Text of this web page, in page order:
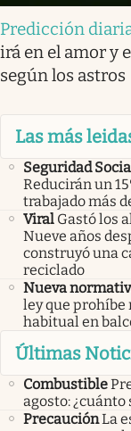
Predicción
irá en el amor y
según los astros
Las más
Seguridad
Reducirán un
trabajado más
Viral Gastó los
Nueve años
construyó una
reciclado
Nueva
ley que prohíbe
habitual en
Últimas
Combustible
agosto: ¿cuánto
PrecauciónLa